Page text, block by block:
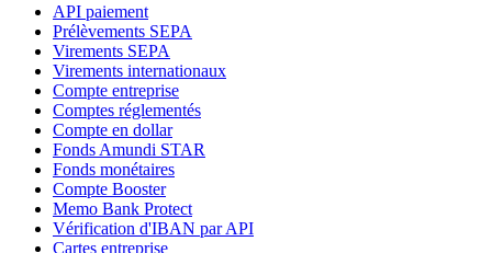
API paiement
Prélèvements SEPA
Virements SEPA
Virements internationaux
Compte entreprise
Comptes réglementés
Compte en dollar
Fonds Amundi STAR
Fonds monétaires
Compte Booster
Memo Bank Protect
Vérification d'IBAN par API
Cartes entreprise